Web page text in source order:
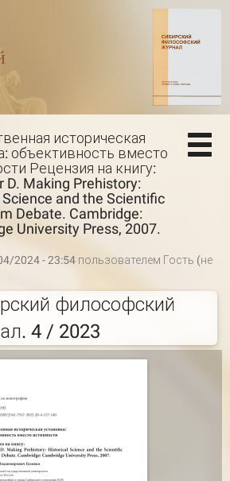
историческая
объективность вместо
Рецензия на книгу:
D. Making Prehistory:
and the Scientific
Debate. Cambridge:
University Press, 2007.
2024 - 23:54 пользователем Гость (не
философский
4 / 2023